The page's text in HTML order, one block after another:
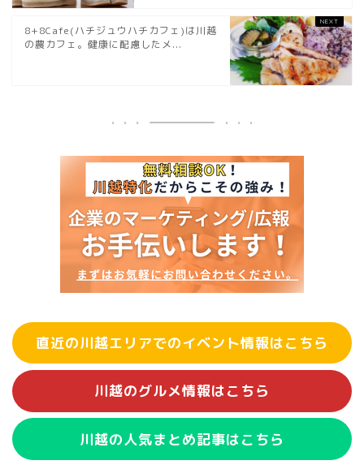
8+8Cafe(ハチジュウハチカフェ)は川越
の農カフェ。健康に配慮したメ...
直近の川越エリアでのイベント情報はこちら
川越のグルメ情報はこちら
川越の人気まとめ記事はこちら